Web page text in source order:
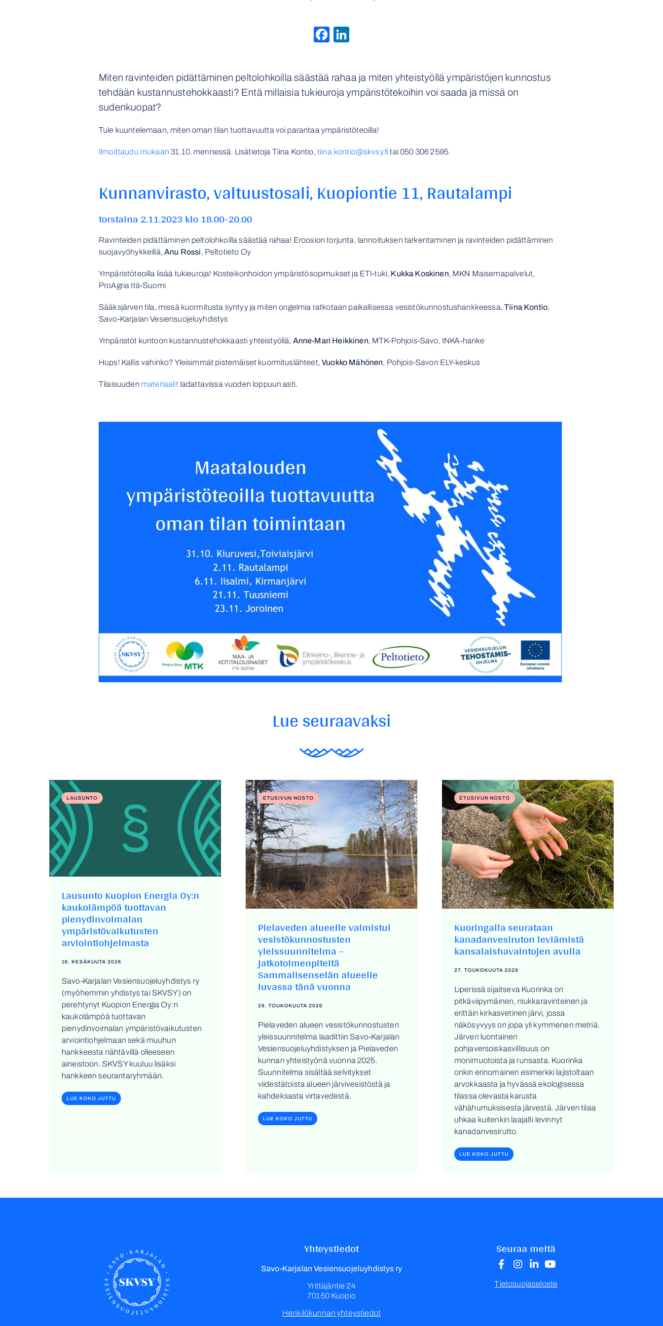
Facebook
Miten ravinteiden pidättäminen peltolohkoilla säästää rahaa ja miten yhteistyöllä ympäristöjen kunnostus
tehdään kustannustehokkaasti? Entä millaisia tukieuroja ympäristötekoihin voi saada ja missä on
sudenkuopat?
Tule kuuntelemaan, miten oman tilan tuottavuutta voi parantaa ympäristöteoilla!
Ilmoittaudu mukaan 31.10. mennessä. Lisätietoja Tiina Kontio, tiina.kontio@skvsy.fi tai050 306 2595.
Kunnanvirasto, valtuustosali, Kuopiontie 11, Rautalampi
torstaina 2.11.2023 klo 18.00-20.00
Ravinteiden pidättäminen peltolohkoilla säästää rahaa! Eroosion torjunta, lannoituksen tarkentaminen ja ravinteiden pidättäminen
suojavyöhykkeillä,Anu Rossi, Peltotieto Oy
Ympäristöteoilla lisää tukieuroja! Kosteikonhoidon ympäristösopimukset ja ETI-tuki, Kukka Koskinen, MKN Maisemapalvelut,
ProAgria Itä-Suomi
Sääksjärven tila, missä kuormitusta syntyy ja miten ongelmia ratkotaan paikallisessa vesistökunnostushankkeessa,Tiina Kontio,
Savo-Karjalan Vesiensuojeluyhdistys
Ympäristöt kuntoon kustannustehokkaasti yhteistyöllä, Anne-Mari Heikkinen, MTK-Pohjois-Savo, INKA-hanke
Hups! Kallis vahinko? Yleisimmät pistemäiset kuormituslähteet,Vuokko Mähönen, Pohjois-Savon ELY-keskus
Tilaisuuden materiaalit ladattavissa vuoden loppuun asti.
Lue seuraavaksi
LAUSUNTO
Lausunto Kuopion Energia Oy:n
kaukolämpöä tuottavan
pienydinvoimalan
ympäristövaikutusten
arviointiohjelmasta
16. KESÄKUUTA 2026
Savo-Karjalan Vesiensuojeluyhdistys ry
(myöhemmin yhdistys tai SKVSY) on
perehtynyt Kuopion Energia Oy:n
kaukolämpöä tuottavan
pienydinvoimalan ympäristövaikutusten
arviointiohjelmaan sekä muuhun
hankkeesta nähtävillä olleeseen
aineistoon. SKVSY kuuluu lisäksi
hankkeen seurantaryhmään.
LUE KOKO JUTTU
ETUSIVUN NOSTO
Pielaveden alueelle valmistui
vesistökunnostusten
yleissuunnitelma –
jatkotoimenpiteitä
Sammalisenselän alueelle
luvassa tänä vuonna
29. TOUKOKUUTA 2026
Pielaveden alueen vesistökunnostusten
yleissuunnitelma laadittiin Savo-Karjalan
Vesiensuojeluyhdistyksen ja Pielaveden
kunnan yhteistyönä vuonna 2025.
Suunnitelma sisältää selvitykset
viidestätoista alueen järvivesistöstä ja
kahdeksasta virtavedestä.
LUE KOKO JUTTU
ETUSIVUN NOSTO
Kuoringalla seurataan
kanadanvesiruton leviämistä
kansalaishavaintojen avulla
27. TOUKOKUUTA 2026
Liperissä sijaitseva Kuorinka on
pitkäviipymäinen, niukkaravinteinen ja
erittäin kirkasvetinen järvi, jossa
näkösyvyys on jopa yli kymmenen metriä.
Järven luontainen
pohjaversoiskasvillisuus on
monimuotoista ja runsasta. Kuorinka
onkin erinomainen esimerkki lajistoltaan
arvokkaasta ja hyvässä ekologisessa
tilassa olevasta karusta
vähähumuksisesta järvestä. Järven tilaa
uhkaa kuitenkin laajalti levinnyt
kanadanvesirutto.
LUE KOKO JUTTU
Yhteystiedot
Savo-Karjalan Vesiensuojeluyhdistys ry
Yrittäjäntie 24
70150 Kuopio
Henkilökunnan yhteystiedot
Seuraa meitä
Tietosuojaseloste